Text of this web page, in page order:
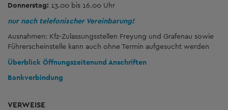
Donnerstag: 13.00 bis 16.00 Uhr
nur nach telefonischer Vereinbarung!
Ausnahmen: Kfz-Zulassungsstellen Freyung und Grafenau sowie
Führerscheinstelle kann auch ohne Termin aufgesucht werden
Überblick Öffnungszeitenund Anschriften
Bankverbindung
VERWEISE